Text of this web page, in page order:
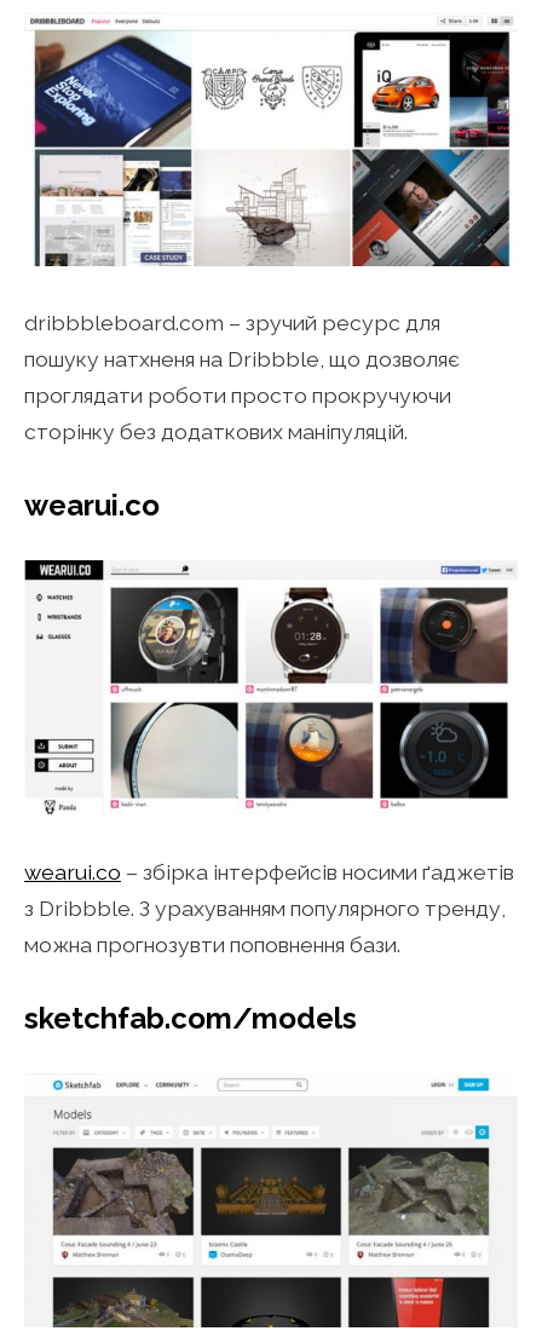
dribbbleboard.com – зручий ресурс для
пошуку натхненя на Dribbble, що дозволяє
проглядати роботи просто прокручуючи
сторінку без додаткових маніпуляцій.
wearui.co
wearui.co – збірка інтерфейсів носими ґаджетів
з Dribbble. З урахуванням популярного тренду,
можна прогнозувти поповнення бази.
sketchfab.com/models